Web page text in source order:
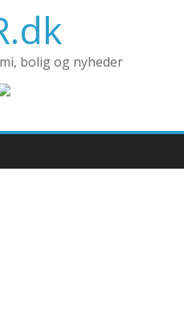
bolig og nyheder